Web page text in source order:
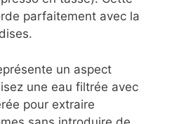
influence
Pour un
trop élevée
tandis qu’une
produit un café